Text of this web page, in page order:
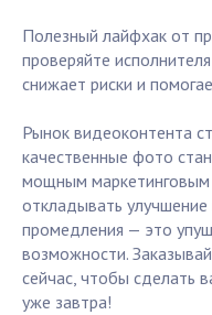
Полезный лайфхак от
проверяйте
снижает риски и
Рынок видеоконтента
качественные фото
мощным маркетинговым
откладывать
промедления — это
возможности.
сейчас, чтобы сделать
уже завтра!